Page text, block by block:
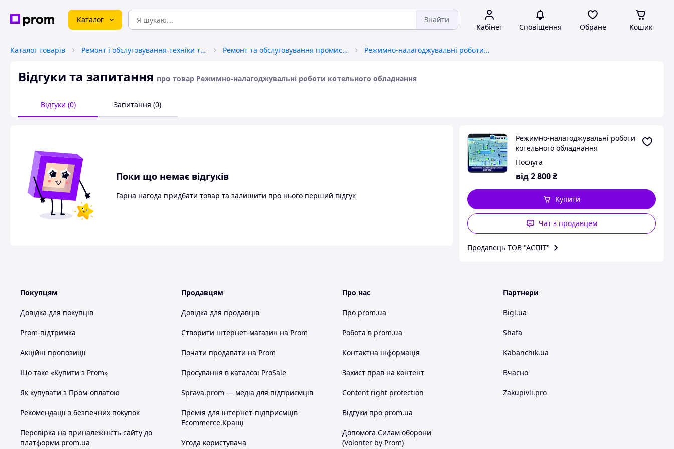
Каталог Знайти
Кабінет Сповіщення Обране Кошик
Каталог товарів Ремонт і обслуговування техніки та обладнання Ремонт та обслуговування промислового обладнання Режимно-налагоджувальні роботи котельного обладнання
Відгуки та запитання про товар Режимно-налагоджувальні роботи котельного обладнання
Відгуки (0) Запитання (0)
Поки що немає відгуків
Гарна нагода придбати товар та залишити про нього перший відгук
Режимно-налагоджувальні роботи
котельного обладнання
Послуга
від2 800₴
Купити
Чат з продавцем
Продавець ТОВ "АСПІТ"
Покупцям
Довідка для покупців
Prom-підтримка
Акційні пропозиції
Що таке «Купити з Prom»
Як купувати з Пром-оплатою
Рекомендації з безпечних покупок
Перевірка на приналежність сайту до
платформи prom.ua
Продавцям
Довідка для продавців
Створити інтернет-магазин на Prom
Почати продавати на Prom
Просування в каталозі ProSale
Sprava.prom — медіа для підприємців
Премія для інтернет-підприємців
Ecommerce.Кращі
Угода користувача
Про нас
Про prom.ua
Робота в prom.ua
Контактна інформація
Захист прав на контент
Content right protection
Відгуки про prom.ua
Допомога Силам оборони
(Volonter by Prom)
Партнери
Bigl.ua
Shafa
Kabanchik.ua
Вчасно
Zakupivli.pro